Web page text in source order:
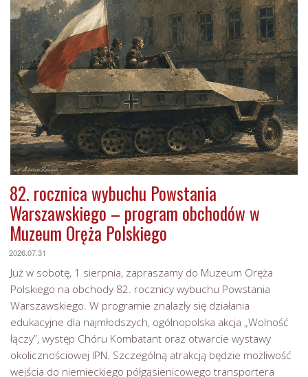
82. rocznica wybuchu Powstania
Warszawskiego – program obchodów w
Muzeum Oręża Polskiego
2026.07.31
Już w sobotę, 1 sierpnia, zapraszamy do Muzeum Oręża
Polskiego na obchody 82. rocznicy wybuchu Powstania
Warszawskiego. W programie znalazły się działania
edukacyjne dla najmłodszych, ogólnopolska akcja „Wolność
łączy”, występ Chóru Kombatant oraz otwarcie wystawy
okolicznościowej IPN. Szczególną atrakcją będzie możliwość
wejścia do niemieckiego półgąsienicowego transportera